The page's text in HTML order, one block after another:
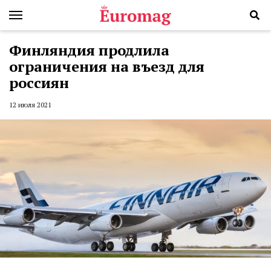
Финляндия продлила
ограничения на въезд для
россиян
12 июля 2021